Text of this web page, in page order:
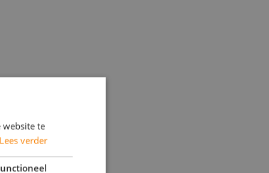
website te
Lees verder